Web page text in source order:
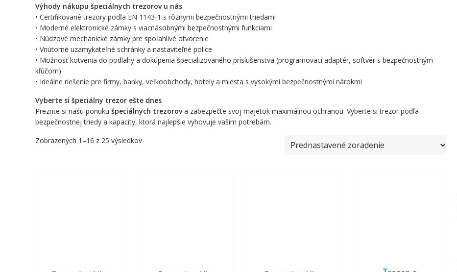
Výhody nákupu špeciálnych trezorov u nás
• Certifikované trezory podľa EN 1143-1 s rôznymi bezpečnostnými triedami
• Moderné elektronické zámky s viacnásobnými bezpečnostnými funkciami
• Núdzové mechanické zámky pre spoľahlivé otvorenie
• Vnútorné uzamykateľné schránky a nastaviteľné police
• Možnosť kotvenia do podlahy a dokúpenia špecializovaného príslušenstva (programovací adaptér, softvér s bezpečnostným
kľúčom)
• Ideálne riešenie pre firmy, banky, veľkoobchody, hotely a miesta s vysokými bezpečnostnými nárokmi
Vyberte si špeciálny trezor ešte dnes
Prezrite si našu ponuku špeciálnych trezorova zabezpečte svoj majetok maximálnou ochranou. Vyberte si trezor podľa
bezpečnostnej triedy a kapacity, ktorá najlepšie vyhovuje vašim potrebám.
Zobrazených 1–16 z 25 výsledkov